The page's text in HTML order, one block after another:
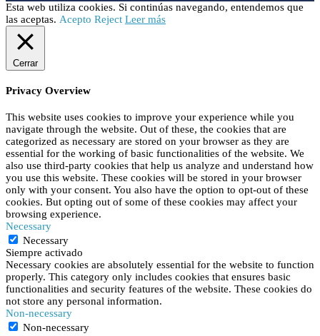
Esta web utiliza cookies. Si continúas navegando, entendemos que
las aceptas. Acepto Reject Leer más
Cerrar
Privacy Overview
This website uses cookies to improve your experience while you
navigate through the website. Out of these, the cookies that are
categorized as necessary are stored on your browser as they are
essential for the working of basic functionalities of the website. We
also use third-party cookies that help us analyze and understand how
you use this website. These cookies will be stored in your browser
only with your consent. You also have the option to opt-out of these
cookies. But opting out of some of these cookies may affect your
browsing experience.
Necessary
Necessary
Siempre activado
Necessary cookies are absolutely essential for the website to function
properly. This category only includes cookies that ensures basic
functionalities and security features of the website. These cookies do
not store any personal information.
Non-necessary
Non-necessary